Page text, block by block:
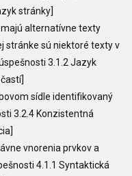
stránky]
alternatívne texty
stránke sú niektoré texty v
3.1.2 Jazyk
sídle identifikovaný
3.2.4 Konzistentná
vnorenia prvkov a
4.1.1 Syntaktická